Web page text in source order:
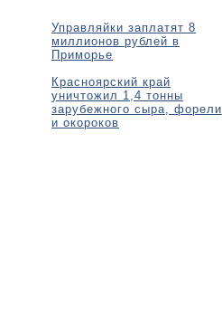
Управляйки заплатят 8
миллионов рублей в
Приморье
Красноярский край
уничтожил 1,4 тонны
зарубежного сыра, форели
и окороков